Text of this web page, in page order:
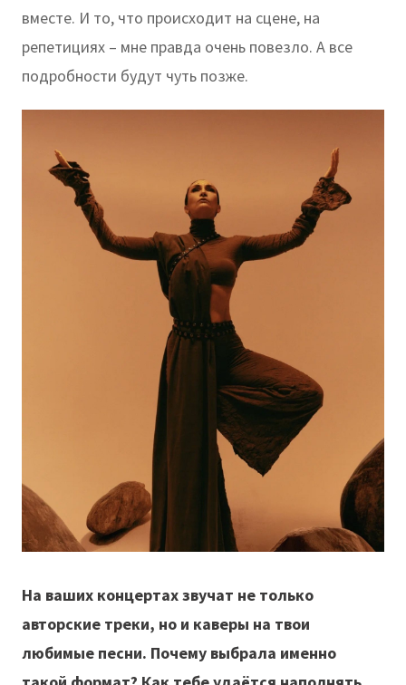
вместе. И то, что происходит на сцене, на
репетициях – мне правда очень повезло. А все
подробности будут чуть позже.
На ваших концертах звучат не только
авторские треки, но и каверы на твои
любимые песни. Почему выбрала именно